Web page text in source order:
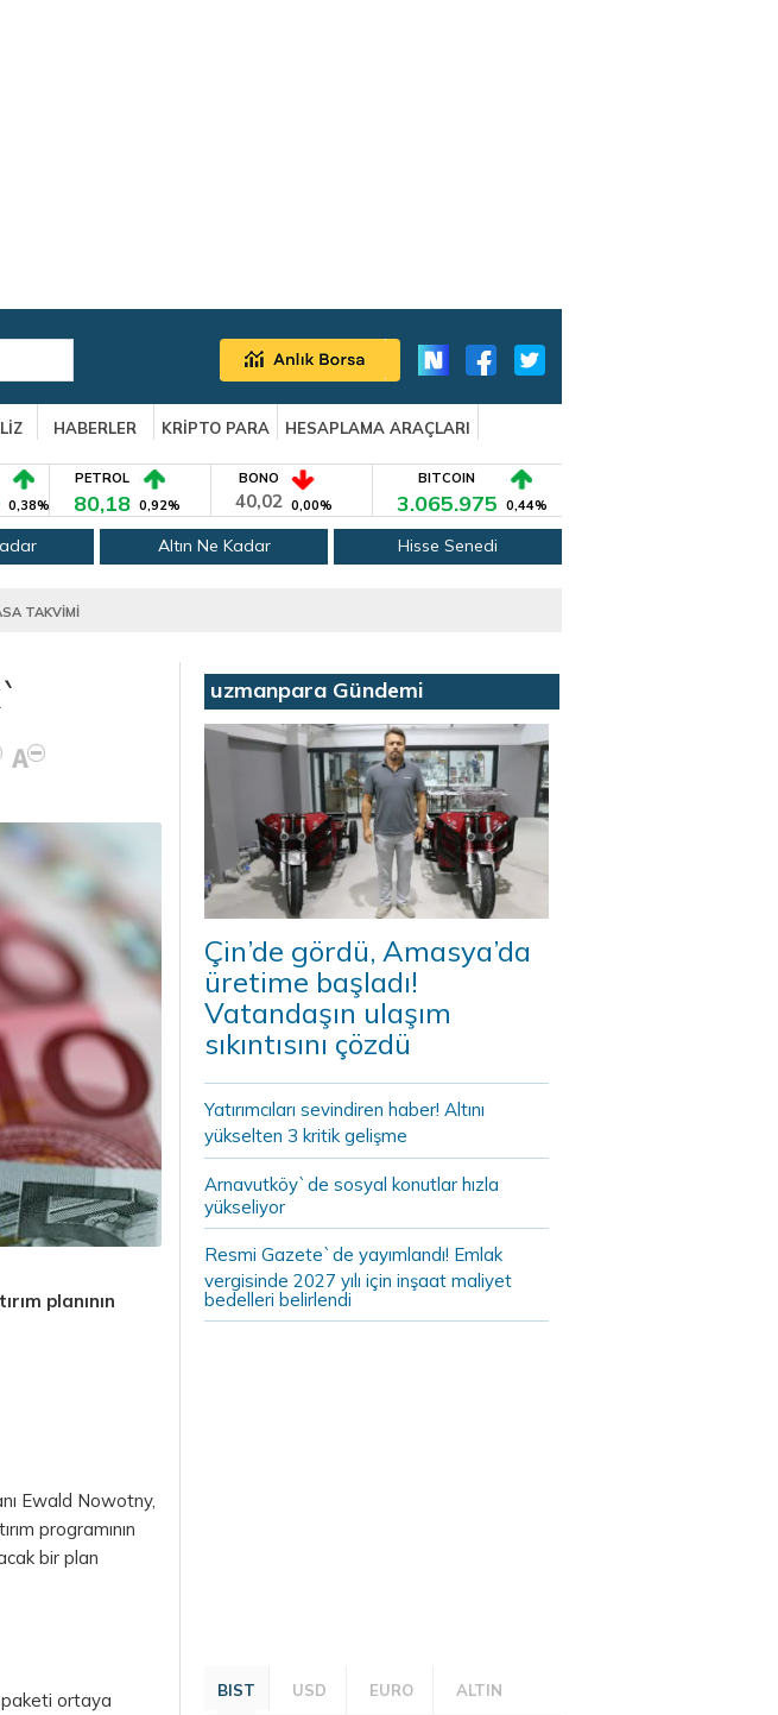
HABERLER KRİPTO PARA
HESAPLAMA ARAÇLARI
0,38%
PETROL
80,18 0,92%
BONO
40,02 0,00%
BITCOIN
3.065.975 0,44%
Altın Ne Kadar Hisse Senedi
TAKVİMİ
planının
Ewald Nowotny,
programının
bir plan
paketi ortaya
uzmanpara Gündemi
Çin’de gördü, Amasya’da
üretime başladı!
Vatandaşın ulaşım
sıkıntısını çözdü
Yatırımcıları sevindiren haber! Altını
yükselten 3 kritik gelişme
Arnavutköy`de sosyal konutlar hızla
yükseliyor
Resmi Gazete`de yayımlandı! Emlak
vergisinde 2027 yılı için inşaat maliyet
bedelleri belirlendi
BIST USD EURO ALTIN